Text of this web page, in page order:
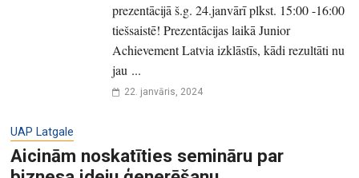
prezentācijā š.g. 24.janvārī plkst. 15:00 -16:00
tiešsaistē! Prezentācijas laikā Junior
Achievement Latvia izklāstīs, kādi rezultāti nu
jau ...
22. janvāris, 2024
UAP Latgale
Aicinām noskatīties semināru par